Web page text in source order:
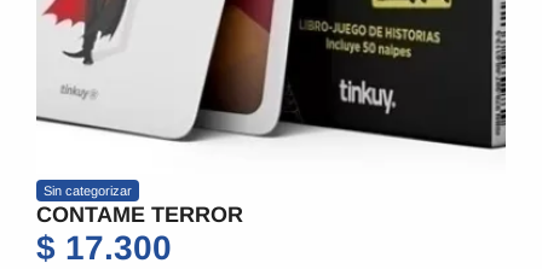
Sin categorizar
CONTAME TERROR
$ 17.300